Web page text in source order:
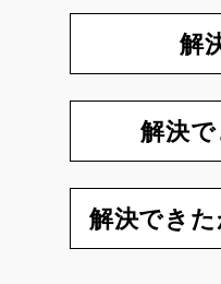
解
解決
解決でき